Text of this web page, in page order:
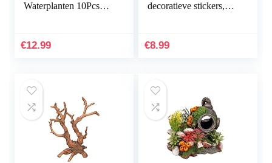
Waterplanten 10Pcs
Aquarium Planten
€12.99
decoratieve stickers,
voor DIY journaling
€8.99